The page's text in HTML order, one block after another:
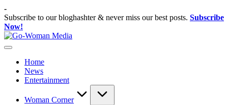
Skip
to
content
-
Subscribe to our bloghashter & never miss our best posts. Subscribe
Now!
Portal
Untuk
Wanita
Indonesia
Home
News
Entertainment
Woman Corner